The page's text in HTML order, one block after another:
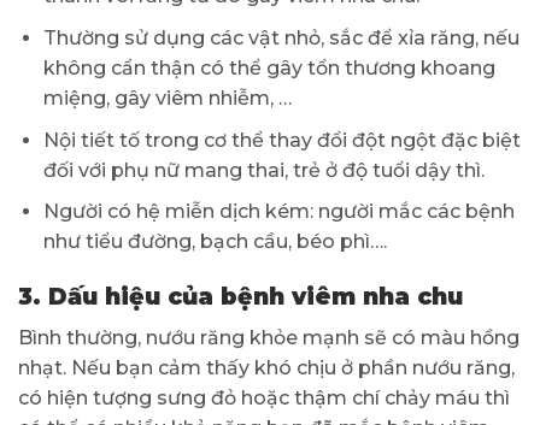
Thường sử dụng các vật nhỏ, sắc để xỉa răng, nếu
không cẩn thận có thể gây tổn thương khoang
miệng, gây viêm nhiễm, …
Nội tiết tố trong cơ thể thay đổi đột ngột đặc biệt
đối với phụ nữ mang thai, trẻ ở độ tuổi dậy thì.
Người có hệ miễn dịch kém: người mắc các bệnh
như tiểu đường, bạch cầu, béo phì….
3. Dấu hiệu của bệnh viêm nha chu
Bình thường, nướu răng khỏe mạnh sẽ có màu hồng
nhạt. Nếu bạn cảm thấy khó chịu ở phần nướu răng,
có hiện tượng sưng đỏ hoặc thậm chí chảy máu thì